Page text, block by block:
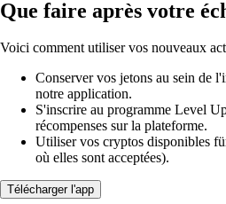
Que faire après votre
Voici comment utiliser vos nouveaux
Conserver vos jetons au sein de
notre application.
S'inscrire au programme Level
récompenses sur la plateforme.
Utiliser vos cryptos disponibles
où elles sont acceptées).
Télécharger l'app